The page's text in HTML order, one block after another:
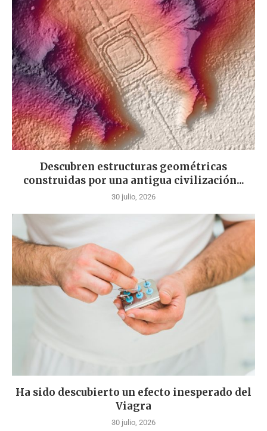
Descubren estructuras geométricas
construidas por una antigua civilización...
30 julio, 2026
Ha sido descubierto un efecto inesperado del
Viagra
30 julio, 2026